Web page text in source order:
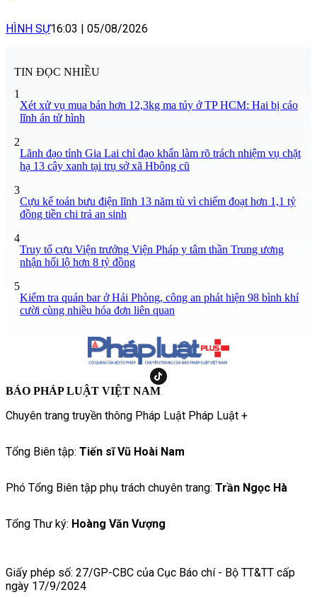
HÌNH SỰ16:03 05/08/2026
TIN ĐỌC NHIỀU
1
Xét xử vụ mua bán hơn 12,3kg ma túy ở TP HCM: Hai bị cáo
lĩnh án tử hình
2
Lãnh đạo tỉnh Gia Lai chỉ đạo khẩn làm rõ trách nhiệm vụ chặt
hạ 13 cây xanh tại trụ sở xã Hbông cũ
3
Cựu kế toán bưu điện lĩnh 13 năm tù vì chiếm đoạt hơn 1,1 tỷ
đồng tiền chi trả an sinh
4
Truy tố cựu Viện trưởng Viện Pháp y tâm thần Trung ương
nhận hối lộ hơn 8 tỷ đồng
5
Kiểm tra quán bar ở Hải Phòng, công an phát hiện 98 bình khí
cười cùng nhiều hóa đơn liên quan
BÁO PHÁP LUẬT VIỆT NAM
Chuyên trang truyền thông Pháp Luật Pháp Luật +
Tổng Biên tập: Tiến sĩ Vũ Hoài Nam
Phó Tổng Biên tập phụ trách chuyên trang: Trần Ngọc Hà
Tổng Thư ký: Hoàng Văn Vượng
Giấy phép số: 27/GP-CBC của Cục Báo chí - Bộ TT&TT cấp
ngày 17/9/2024